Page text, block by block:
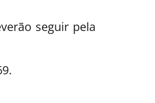
seguir pela